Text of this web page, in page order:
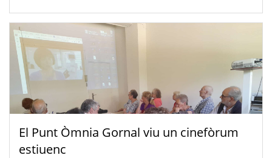
El Punt Òmnia Gornal viu un cinefòrum
estiuenc